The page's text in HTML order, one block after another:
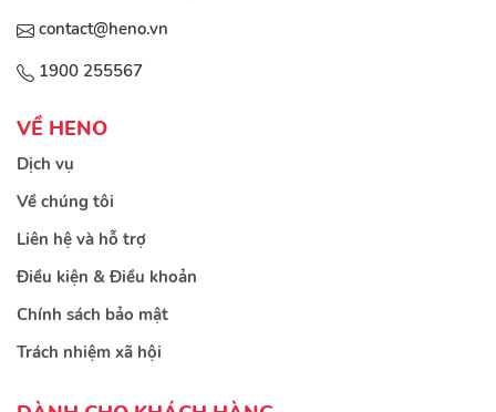
contact@heno.vn
1900 255567
VỀ HENO
Dịch vụ
Về chúng tôi
Liên hệ và hỗ trợ
Điều kiện & Điều khoản
Chính sách bảo mật
Trách nhiệm xã hội